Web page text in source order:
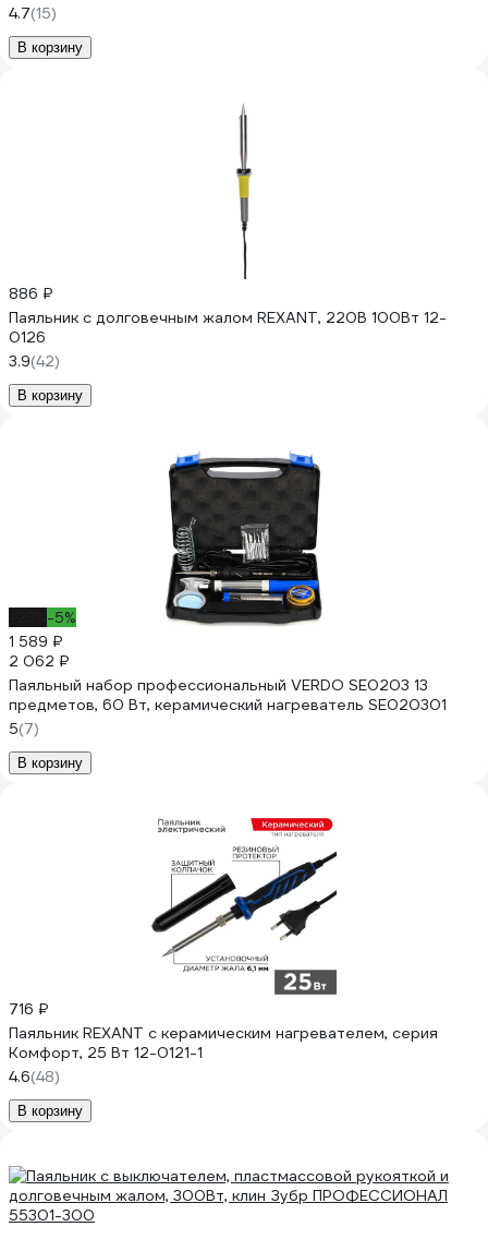
4.7(15)
В корзину
886 ₽
Паяльник с долговечным жалом REXANT, 220В 100Вт 12-
0126
3.9(42)
В корзину
-5%
1 589 ₽
2 062 ₽
Паяльный набор профессиональный VERDO SE0203 13
предметов, 60 Вт, керамический нагреватель SE020301
5(7)
В корзину
716 ₽
Паяльник REXANT с керамическим нагревателем, серия
Комфорт, 25 Вт 12-0121-1
4.6(48)
В корзину